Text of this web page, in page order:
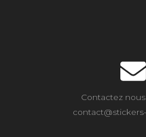
Contactez